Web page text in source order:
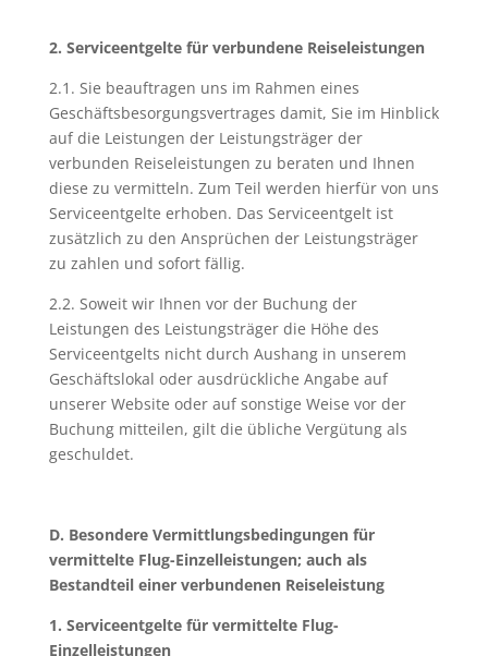
2. Serviceentgelte für verbundene Reiseleistungen
2.1. Sie beauftragen uns im Rahmen eines
Geschäftsbesorgungsvertrages damit, Sie im Hinblick
auf die Leistungen der Leistungsträger der
verbunden Reiseleistungen zu beraten und Ihnen
diese zu vermitteln. Zum Teil werden hierfür von uns
Serviceentgelte erhoben. Das Serviceentgelt ist
zusätzlich zu den Ansprüchen der Leistungsträger
zu zahlen und sofort fällig.
2.2. Soweit wir Ihnen vor der Buchung der
Leistungen des Leistungsträger die Höhe des
Serviceentgelts nicht durch Aushang in unserem
Geschäftslokal oder ausdrückliche Angabe auf
unserer Website oder auf sonstige Weise vor der
Buchung mitteilen, gilt die übliche Vergütung als
geschuldet.
D. Besondere Vermittlungsbedingungen für
vermittelte Flug-Einzelleistungen; auch als
Bestandteil einer verbundenen Reiseleistung
1. Serviceentgelte für vermittelte Flug-
Einzelleistungen